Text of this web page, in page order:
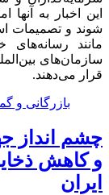
این اخبار به
شوند و تصمیمات
مانند
سازمان‌های
قرار می‌دهند.
بازرگانی و
چشم‌ انداز
و کاهش
ایران